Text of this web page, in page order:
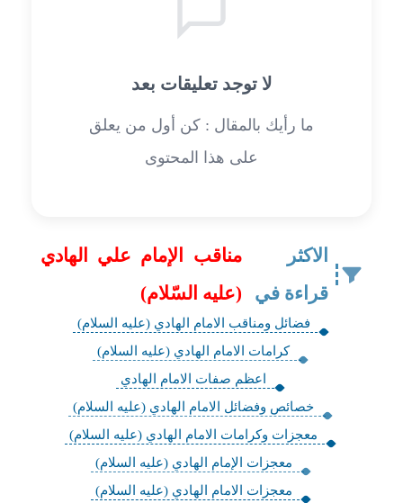
لا توجد تعليقات بعد
ما رأيك بالمقال : كن أول من يعلق
على هذا المحتوى
الاكثر
قراءة في
مناقب الإمام علي الهادي
(عليه السّلام)
فضائل ومناقب الامام الهادي (عليه السلام)
كرامات الامام الهادي (عليه السلام)
اعظم صفات الامام الهادي
خصائص وفضائل الامام الهادي (عليه السلام)
معجزات وكرامات الامام الهادي (عليه السلام)
معجزات الإمام الهادي (عليه السلام)
معجزات الامام الهادي (عليه السلام)